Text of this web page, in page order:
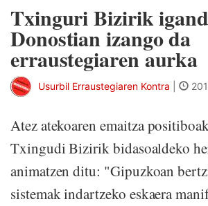
Txinguri Bizirik
Donostian izango da
erraustegiaren aurka
Usurbil Erraustegiaren Kontra
Atez atekoaren emaitza
Txingudi Bizirik bidasoaldeko
animatzen ditu: "Gipuzkoan
sistemak indartzeko eskaera